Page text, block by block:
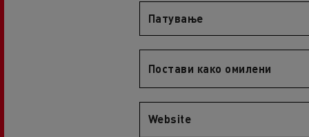
Патување
Постави како омилени
Website